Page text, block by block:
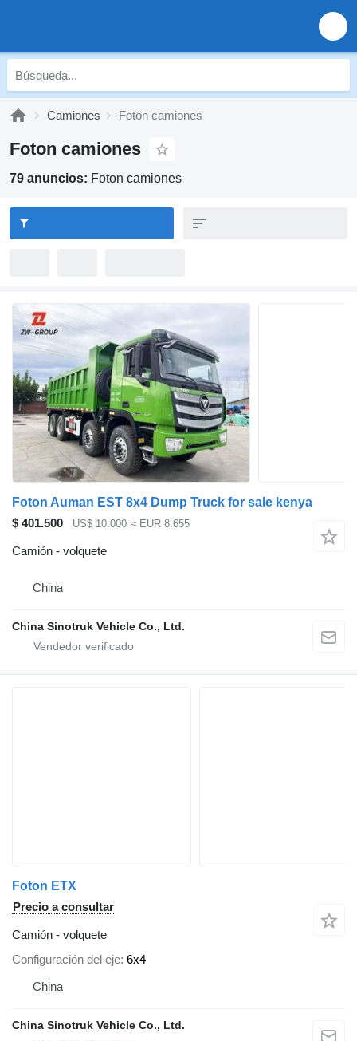
Camiones Foton camiones
Foton camiones
79 anuncios: Foton camiones
Foton Auman EST 8x4 Dump Truck for sale kenya
$ 401.500
US$ 10.000 ≈ EUR 8.655
Camión - volquete
China
China Sinotruk Vehicle Co., Ltd.
Foton ETX
Precio a consultar
Camión - volquete
Configuración del eje 6x4
China
China Sinotruk Vehicle Co., Ltd.